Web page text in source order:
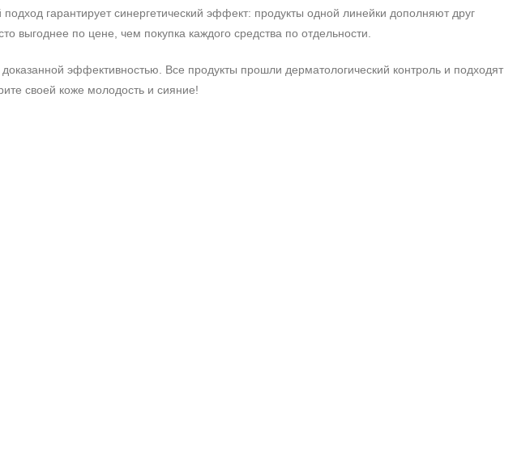
гарантирует синергетический эффект: продукты одной линейки дополняют друг
выгоднее по цене, чем покупка каждого средства по отдельности.
эффективностью. Все продукты прошли дерматологический контроль и подходят
своей коже молодость и сияние!
09-89